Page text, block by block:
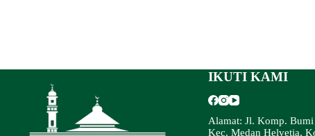
IKUTI KAMI
Alamat: Jl. Komp.
Kec. Medan Helvetia,